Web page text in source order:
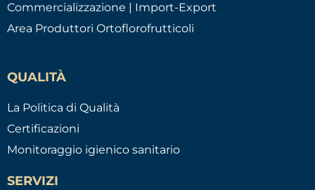
Commercializzazione | Import-Export
Area Produttori Ortoflorofrutticoli
QUALITÀ
La Politica di Qualità
Certificazioni
Monitoraggio igienico sanitario
SERVIZI